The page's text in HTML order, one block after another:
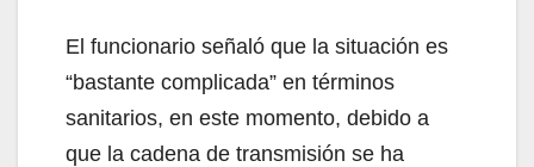
El funcionario señaló que la situación es
“bastante complicada” en términos
sanitarios, en este momento, debido a
que la cadena de transmisión se ha